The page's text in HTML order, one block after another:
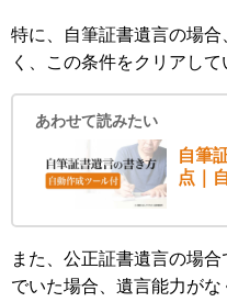
特に、自筆証書遺言の場
く、この条件をクリアして
あわせて読みたい
自筆
点｜
また、公正証書遺言の場
でいた場合、遺言能力が